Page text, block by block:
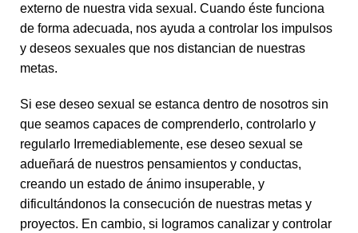
externo de nuestra vida sexual. Cuando éste funciona
de forma adecuada, nos ayuda a controlar los impulsos
y deseos sexuales que nos distancian de nuestras
metas.
Si ese deseo sexual se estanca dentro de nosotros sin
que seamos capaces de comprenderlo, controlarlo y
regularlo Irremediablemente, ese deseo sexual se
adueñará de nuestros pensamientos y conductas,
creando un estado de ánimo insuperable, y
dificultándonos la consecución de nuestras metas y
proyectos. En cambio, si logramos canalizar y controlar